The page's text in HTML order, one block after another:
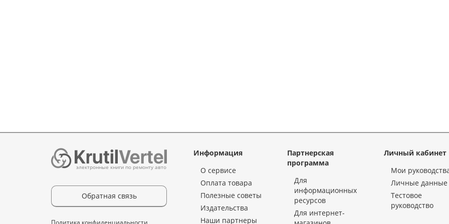
электронные книги по ремонту авто
Обратная связь
Политика конфиденциальности
Информация
О сервисе
Оплата товара
Полезные советы
Издательства
Наши партнеры
Партнерская
программа
Для
информационных
ресурсов
Для интернет-
Личный кабинет
Мои
Личные данные
Тестовое
руководство